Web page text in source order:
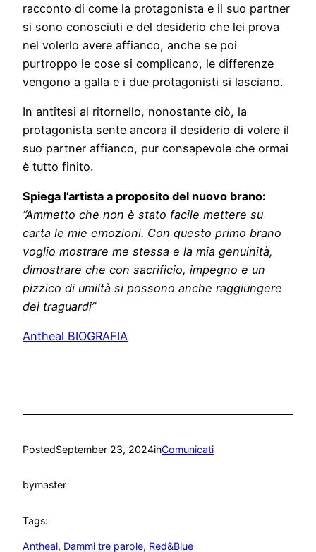
racconto di come la protagonista e il suo partner
si sono conosciuti e del desiderio che lei prova
nel volerlo avere affianco, anche se poi
purtroppo le cose si complicano, le differenze
vengono a galla e i due protagonisti si lasciano.
In antitesi al ritornello, nonostante ciò, la
protagonista sente ancora il desiderio di volere il
suo partner affianco, pur consapevole che ormai
è tutto finito.
Spiega l’artista a proposito del nuovo brano:
“Ammetto che non è stato facile mettere su
carta le mie emozioni. Con questo primo brano
voglio mostrare me stessa e la mia genuinità,
dimostrare che con sacrificio, impegno e un
pizzico di umiltà si possono anche raggiungere
dei traguardi”
Antheal BIOGRAFIA
PostedSeptember 23, 2024inComunicati
bymaster
Tags:
Antheal, Dammi tre parole, Red&Blue